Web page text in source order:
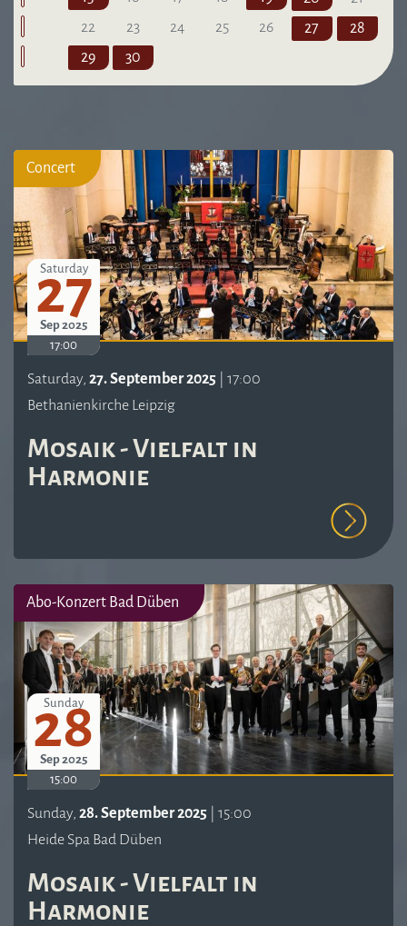
22
23 24 25 26 27
28
29
30
Concert
Saturday
27
Sep 2025
17:00
Saturday, 27. September 2025 | 17:00
Bethanienkirche Leipzig
Mosaik - Vielfalt in
Harmonie
Abo-Konzert Bad Düben
Sunday
28
Sep 2025
15:00
Sunday, 28. September 2025 | 15:00
Heide Spa Bad Düben
Mosaik - Vielfalt in
Harmonie